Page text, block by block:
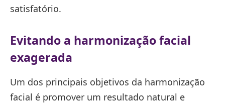
satisfatório.
Evitando a harmonização facial
exagerada
Um dos principais objetivos da harmonização
facial é promover um resultado natural e